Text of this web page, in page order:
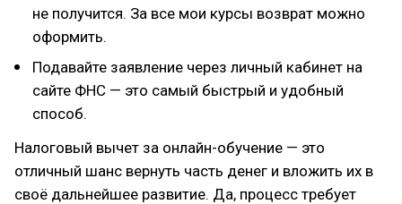
не получится. За все мои курсы возврат можно
оформить.
Подавайте заявление через личный кабинет на
сайте ФНС — это самый быстрый и удобный
способ.
Налоговый вычет за онлайн-обучение — это
отличный шанс вернуть часть денег и вложить их в
своё дальнейшее развитие. Да, процесс требует